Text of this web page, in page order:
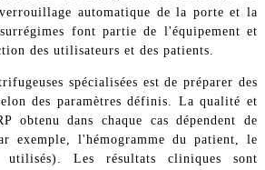
automatique de la porte et la
font partie de l'équipement et
des utilisateurs et des patients.
spécialisées est de préparer des
des paramètres définis. La qualité et
obtenu dans chaque cas dépendent de
exemple, l'hémogramme du patient, le
utilisés). Les résultats cliniques sont